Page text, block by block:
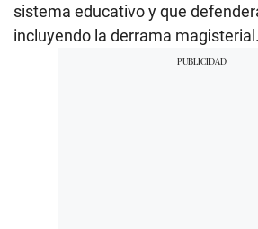
sistema educativo y que
incluyendo la derrama magisterial.